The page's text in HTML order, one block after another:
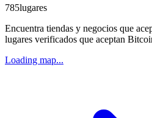
785lugares
Encuentra tiendas y negocios que
lugares verificados que aceptan
Loading map...